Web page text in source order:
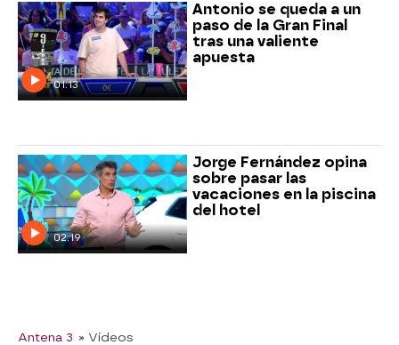
01:13
Antonio se queda a un
paso de la Gran Final
tras una valiente
apuesta
02:19
Jorge Fernández opina
sobre pasar las
vacaciones en la piscina
del hotel
Antena 3 » Vídeos